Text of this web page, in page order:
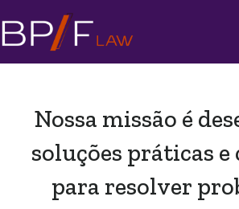
Nossa missão é
soluções práticas
para resolver